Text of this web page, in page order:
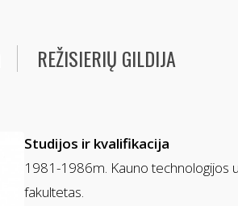
REŽISIERIŲ GILDIJA
Studijos ir kvalifikacija
1981-1986m. Kauno technologijos
fakultetas.